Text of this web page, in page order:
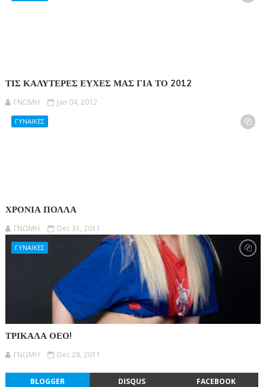
ΤΙΣ ΚΑΛΥΤΕΡΕΣ ΕΥΧΕΣ ΜΑΣ ΓΙΑ ΤΟ 2012
ΓΝΩΜΗ Jan 04, 2012
ΓΥΝΑΙΚΕΣ
ΧΡΟΝΙΑ ΠΟΛΛΑ
ΓΝΩΜΗ Dec 31, 2011
ΓΥΝΑΙΚΕΣ
ΤΡΙΚΑΛΑ ΟΕΟ!
ΓΝΩΜΗ Dec 28, 2011
BLOGGER DISQUS FACEBOOK